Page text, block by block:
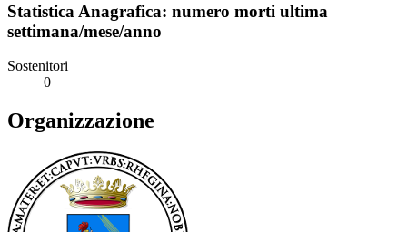
Statistica Anagrafica: numero morti ultima
settimana/mese/anno
Sostenitori
0
Organizzazione